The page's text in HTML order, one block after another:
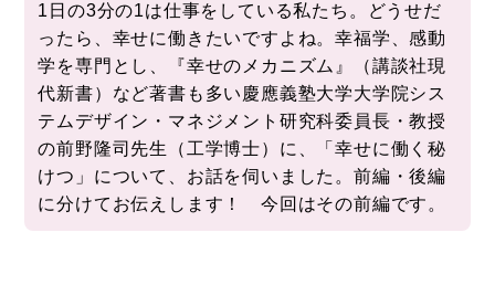
1日の3分の1は仕事をしている私たち。どうせだ
ったら、幸せに働きたいですよね。幸福学、感動
学を専門とし、『幸せのメカニズム』（講談社現
代新書）など著書も多い慶應義塾大学大学院シス
テムデザイン・マネジメント研究科委員長・教授
の前野隆司先生（工学博士）に、「幸せに働く秘
けつ」について、お話を伺いました。前編・後編
に分けてお伝えします！ 今回はその前編です。